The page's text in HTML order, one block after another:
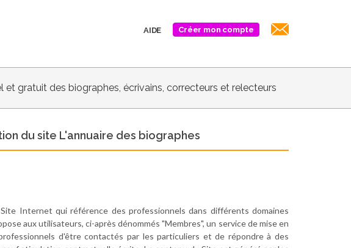
AIDE Créer mon compte
et gratuit des biographes, écrivains, correcteurs et relecteurs
du site L'annuaire des biographes
Internet qui référence des professionnels dans différents domaines
aux utilisateurs, ci-après dénommés "Membres", un service de mise en
d'être contactés par les particuliers et de répondre à des